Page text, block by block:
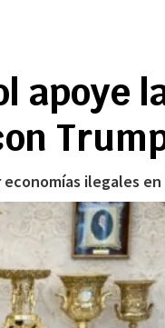
apoye
ilegales